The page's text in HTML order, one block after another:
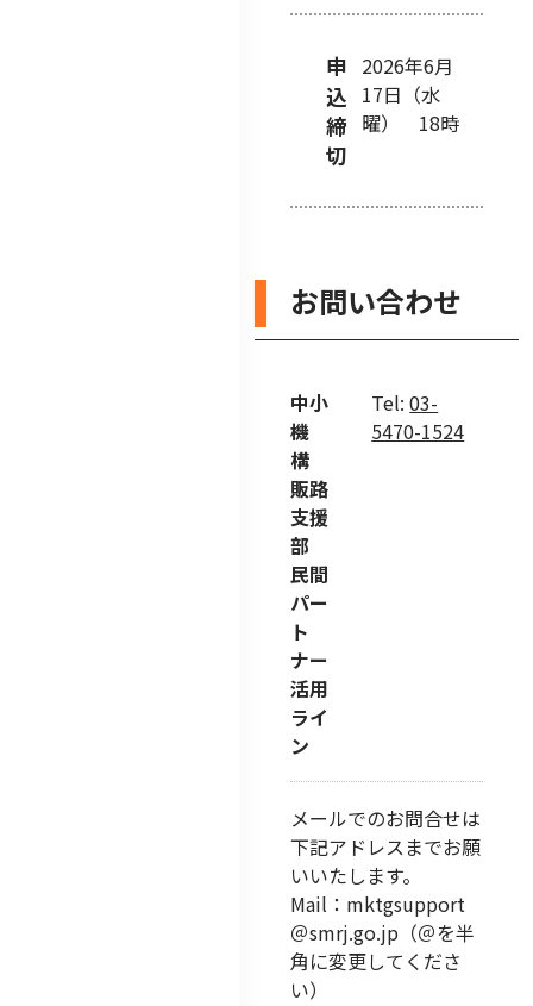
申
込
締
切
2026年6月
17日（水
曜） 18時
お問い合わせ
中小
機
構
販路
支援
部
民間
パー
ト
ナー
活用
ライ
ン
Tel:03-
5470-1524
メールでのお問合せは
下記アドレスまでお願
いいたします。
Mail：mktgsupport
＠smrj.go.jp（＠を半
角に変更してくださ
い）